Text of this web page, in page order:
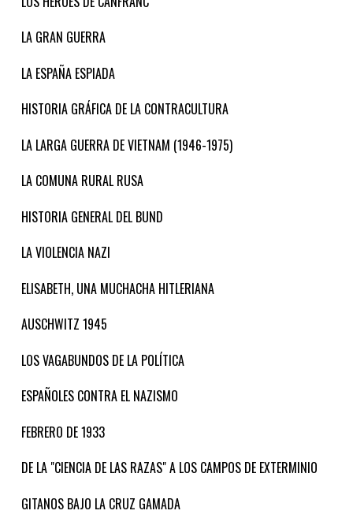
LA GRAN GUERRA
LA ESPAÑA ESPIADA
HISTORIA GRÁFICA DE LA CONTRACULTURA
LA LARGA GUERRA DE VIETNAM (1946-1975)
LA COMUNA RURAL RUSA
HISTORIA GENERAL DEL BUND
LA VIOLENCIA NAZI
ELISABETH, UNA MUCHACHA HITLERIANA
AUSCHWITZ 1945
LOS VAGABUNDOS DE LA POLÍTICA
ESPAÑOLES CONTRA EL NAZISMO
FEBRERO DE 1933
DE LA "CIENCIA DE LAS RAZAS" A LOS CAMPOS DE EXTERMINIO
GITANOS BAJO LA CRUZ GAMADA